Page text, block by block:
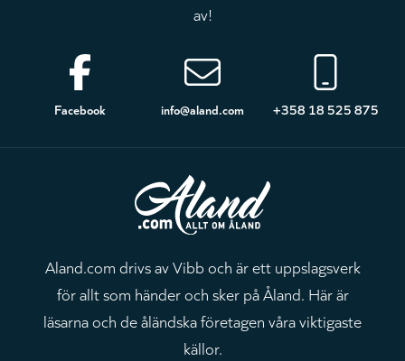
av!
Sidfot
Facebook info@aland.com +358 18 525 875
Aland.com drivs av Vibb och är ett uppslagsverk
för allt som händer och sker på Åland. Här är
läsarna och de åländska företagen våra viktigaste
källor.